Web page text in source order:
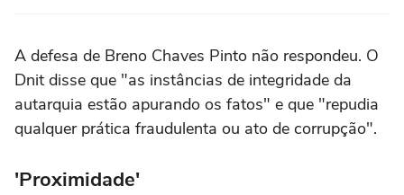
A defesa de Breno Chaves Pinto não respondeu. O
Dnit disse que "as instâncias de integridade da
autarquia estão apurando os fatos" e que "repudia
qualquer prática fraudulenta ou ato de corrupção".
'Proximidade'